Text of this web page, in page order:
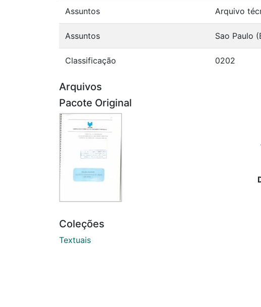
Assuntos Arquivo
Assuntos Sao Paulo
Classificação 0202
Arquivos
Pacote Original
Coleções
Textuais